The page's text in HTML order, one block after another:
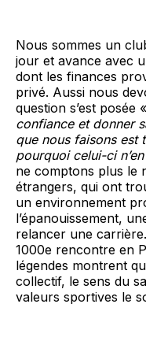
Nous sommes un
jour et avance avec
dont les finances
privé. Aussi nous
question s’est posée «
confiance et donner
que nous faisons est
pourquoi celui-ci
ne comptons plus le
étrangers, qui ont
un environnement
l’épanouissement,
relancer une
1000e rencontre en
légendes montrent
collectif, le sens du
valeurs sportives le